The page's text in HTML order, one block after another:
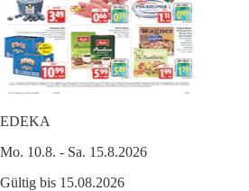
EDEKA
Mo. 10.8. - Sa. 15.8.2026
Gültig bis 15.08.2026